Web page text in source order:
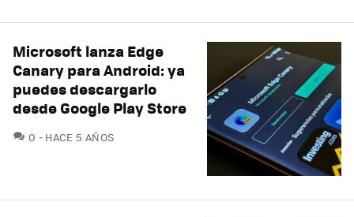
Microsoft lanza Edge
Canary para Android: ya
puedes descargarlo
desde Google Play Store
0 COMENTARIOS
HACE 5 AÑOS